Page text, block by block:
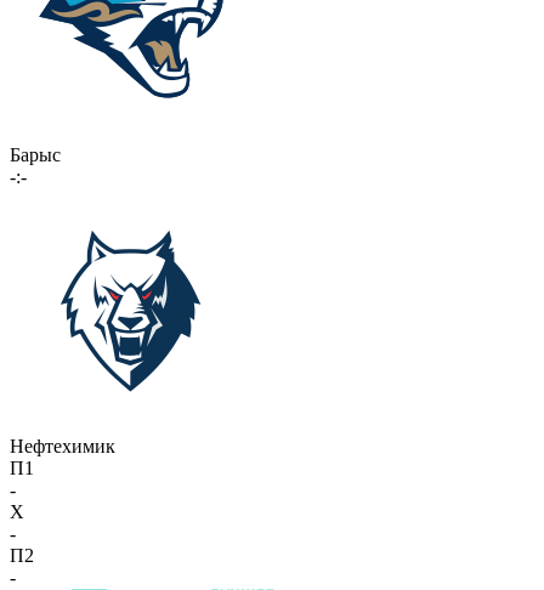
Барыс
-:-
Нефтехимик
П1
-
X
-
П2
-